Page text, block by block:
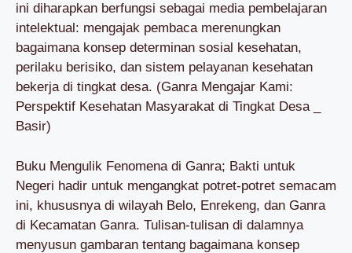
ini diharapkan berfungsi sebagai media pembelajaran
intelektual: mengajak pembaca merenungkan
bagaimana konsep determinan sosial kesehatan,
perilaku berisiko, dan sistem pelayanan kesehatan
bekerja di tingkat desa. (Ganra Mengajar Kami:
Perspektif Kesehatan Masyarakat di Tingkat Desa _
Basir)
Buku Mengulik Fenomena di Ganra; Bakti untuk
Negeri hadir untuk mengangkat potret-potret semacam
ini, khususnya di wilayah Belo, Enrekeng, dan Ganra
di Kecamatan Ganra. Tulisan-tulisan di dalamnya
menyusun gambaran tentang bagaimana konsep